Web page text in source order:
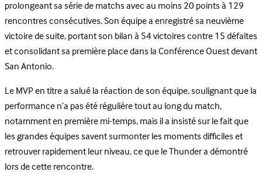
prolongeant sa série de matchs avec au moins 20 points à 129
rencontres consécutives. Son équipe a enregistré sa neuvième
victoire de suite, portant son bilan à 54 victoires contre 15 défaites
et consolidant sa première place dans la Conférence Ouest devant
San Antonio.
Le MVP en titre a salué la réaction de son équipe, soulignant que la
performance n’a pas été régulière tout au long du match,
notamment en première mi-temps, mais il a insisté sur le fait que
les grandes équipes savent surmonter les moments difficiles et
retrouver rapidement leur niveau, ce que le Thunder a démontré
lors de cette rencontre.